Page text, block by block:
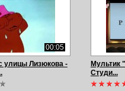
00:05
улицы Лизюкова -
Мультик
Студи...